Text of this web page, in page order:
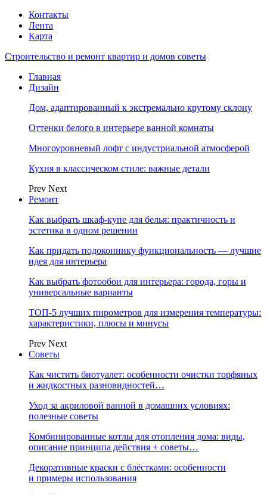
Контакты
Лента
Карта
Строительство и ремонт квартир и домов советы
Главная
Дизайн
Дом, адаптированный к экстремально крутому склону
Оттенки белого в интерьере ванной комнаты
Многоуровневый лофт с индустриальной атмосферой
Кухня в классическом стиле: важные детали
Prev Next
Ремонт
Как выбрать шкаф-купе для белья: практичность и
эстетика в одном решении
Как придать подоконнику функциональность — лучшие
идея для интерьера
Как выбрать фотообои для интерьера: города, горы и
универсальные варианты
ТОП-5 лучших пирометров для измерения температуры:
характеристики, плюсы и минусы
Prev Next
Советы
Как чистить биотуалет: особенности очистки торфяных
и жидкостных разновидностей…
Уход за акриловой ванной в домашних условиях:
полезные советы
Комбинированные котлы для отопления дома: виды,
описание принципа действия + советы…
Декоративные краски с блёстками: особенности
и примеры использования